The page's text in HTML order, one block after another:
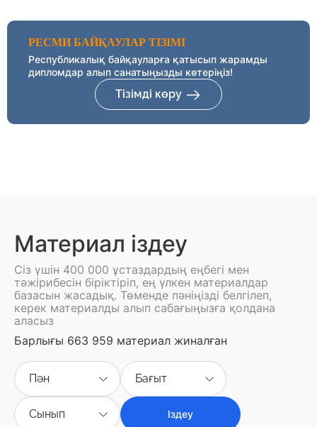
РЕСМИ БАЙҚАУЛАР ТІЗІМІ
Республикалық байқауларға қатысып жарамды
дипломдар алып санатыңызды көтеріңіз!
Тізімді көру
Материал іздеу
Сіз үшін 400 000 ұстаздардың еңбегі мен
тәжірибесін біріктіріп, ең үлкен материалдар
базасын жасадық. Төменде пәніңізді белгілеп,
керек материалды алып сабағыңызға қолдана
аласыз
Барлығы 663 959 материал жиналған
Пән Бағыт
Сынып Іздеу